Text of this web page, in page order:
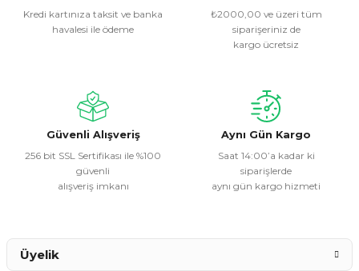
Ürün resmi kalitesiz, bozuk veya görüntülenemiyor.
Ürün fiyatı diğer sitelerden daha pahalı.
Bu ürüne benzer farklı alternatifler olmalı.
Kredi kartınıza taksit ve banka
havalesi ile ödeme
₺2000,00 ve üzeri tüm
siparişeriniz de
kargo ücretsiz
Güvenli Alışveriş
256 bit SSL Sertifikası ile %100
güvenli
alışveriş imkanı
Aynı Gün Kargo
Saat 14:00’a kadar ki
siparişlerde
aynı gün kargo hizmeti
Üyelik